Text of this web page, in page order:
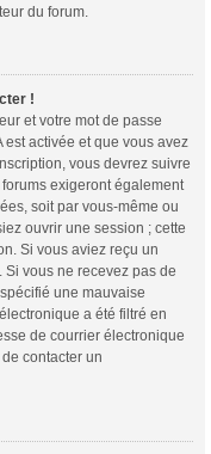
du forum.
!
et votre mot de passe
est activée et que vous avez
vous devrez suivre
exigeront également
soit par vous-même ou
ouvrir une session ; cette
Si vous aviez reçu un
vous ne recevez pas de
une mauvaise
a été filtré en
de courrier électronique
contacter un